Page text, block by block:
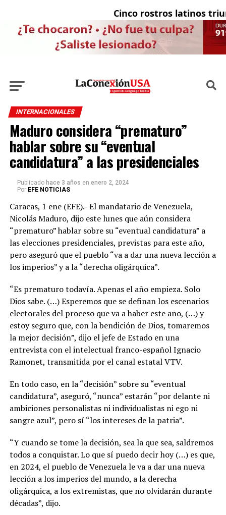
Cinco rostros latinos
INTERNACIONALES
Maduro considera “prematuro”
hablar sobre su “eventual
candidatura” a las presidenciales
Publicado hace 3 años en enero 2, 2024
Por EFE NOTICIAS
Caracas, 1 ene (EFE).- El mandatario de Venezuela,
Nicolás Maduro, dijo este lunes que aún considera
“prematuro” hablar sobre su “eventual candidatura” a
las elecciones presidenciales, previstas para este año,
pero aseguró que el pueblo “va a dar una nueva lección a
los imperios” y a la “derecha oligárquica”.
“Es prematuro todavía. Apenas el año empieza. Solo
Dios sabe. (…) Esperemos que se definan los escenarios
electorales del proceso que va a haber este año, (…) y
estoy seguro que, con la bendición de Dios, tomaremos
la mejor decisión”, dijo el jefe de Estado en una
entrevista con el intelectual franco-español Ignacio
Ramonet, transmitida por el canal estatal VTV.
En todo caso, en la “decisión” sobre su “eventual
candidatura”, aseguró, “nunca” estarán “por delante ni
ambiciones personalistas ni individualistas ni ego ni
sangre azul”, pero sí “los intereses de la patria”.
“Y cuando se tome la decisión, sea la que sea, saldremos
todos a conquistar. Lo que sí puedo decir hoy (…) es que,
en 2024, el pueblo de Venezuela le va a dar una nueva
lección a los imperios del mundo, a la derecha
oligárquica, a los extremistas, que no olvidarán durante
décadas”, dijo.